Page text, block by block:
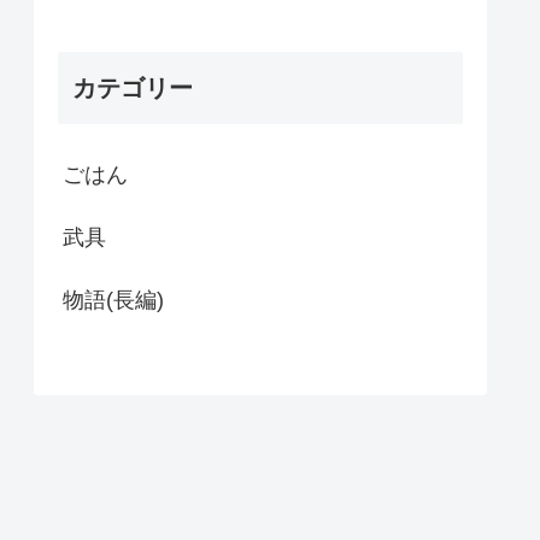
カテゴリー
ごはん
武具
物語(長編)